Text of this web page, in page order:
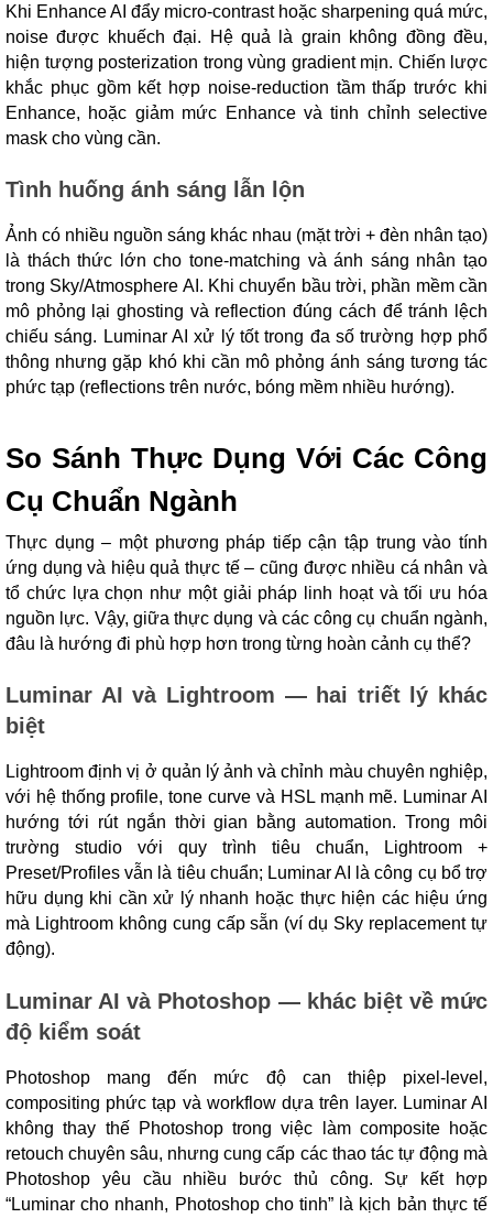
Khi Enhance AI đẩy micro-contrast hoặc sharpening quá mức,
noise được khuếch đại. Hệ quả là grain không đồng đều,
hiện tượng posterization trong vùng gradient mịn. Chiến lược
khắc phục gồm kết hợp noise-reduction tầm thấp trước khi
Enhance, hoặc giảm mức Enhance và tinh chỉnh selective
mask cho vùng cần.
Tình huống ánh sáng lẫn lộn
Ảnh có nhiều nguồn sáng khác nhau (mặt trời + đèn nhân tạo)
là thách thức lớn cho tone-matching và ánh sáng nhân tạo
trong Sky/Atmosphere AI. Khi chuyển bầu trời, phần mềm cần
mô phỏng lại ghosting và reflection đúng cách để tránh lệch
chiếu sáng. Luminar AI xử lý tốt trong đa số trường hợp phổ
thông nhưng gặp khó khi cần mô phỏng ánh sáng tương tác
phức tạp (reflections trên nước, bóng mềm nhiều hướng).
So Sánh Thực Dụng Với Các Công
Cụ Chuẩn Ngành
Thực dụng – một phương pháp tiếp cận tập trung vào tính
ứng dụng và hiệu quả thực tế – cũng được nhiều cá nhân và
tổ chức lựa chọn như một giải pháp linh hoạt và tối ưu hóa
nguồn lực. Vậy, giữa thực dụng và các công cụ chuẩn ngành,
đâu là hướng đi phù hợp hơn trong từng hoàn cảnh cụ thể?
Luminar AI và Lightroom — hai triết lý khác
biệt
Lightroom định vị ở quản lý ảnh và chỉnh màu chuyên nghiệp,
với hệ thống profile, tone curve và HSL mạnh mẽ. Luminar AI
hướng tới rút ngắn thời gian bằng automation. Trong môi
trường studio với quy trình tiêu chuẩn, Lightroom +
Preset/Profiles vẫn là tiêu chuẩn; Luminar AI là công cụ bổ trợ
hữu dụng khi cần xử lý nhanh hoặc thực hiện các hiệu ứng
mà Lightroom không cung cấp sẵn (ví dụ Sky replacement tự
động).
Luminar AI và Photoshop — khác biệt về mức
độ kiểm soát
Photoshop mang đến mức độ can thiệp pixel-level,
compositing phức tạp và workflow dựa trên layer. Luminar AI
không thay thế Photoshop trong việc làm composite hoặc
retouch chuyên sâu, nhưng cung cấp các thao tác tự động mà
Photoshop yêu cầu nhiều bước thủ công. Sự kết hợp
“Luminar cho nhanh, Photoshop cho tinh” là kịch bản thực tế